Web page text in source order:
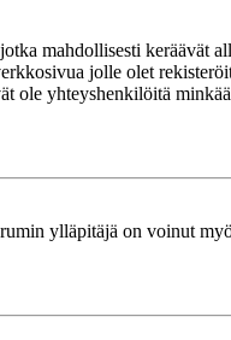
mahdollisesti keräävät
jolle olet
ole yhteyshenkilöitä
ylläpitäjä on voinut